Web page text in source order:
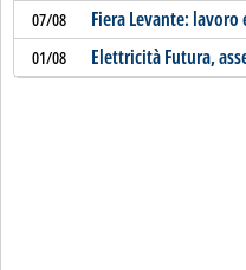
07/08 Fiera Levante:
01/08 Elettricità Futura,